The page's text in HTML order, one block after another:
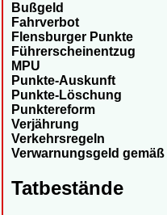
Bußgeld
Fahrverbot
Flensburger Punkte
Führerscheinentzug
MPU
Punkte-Auskunft
Punkte-Löschung
Punktereform
Verjährung
Verkehrsregeln
Verwarnungsgeld gemäß
Tatbestände